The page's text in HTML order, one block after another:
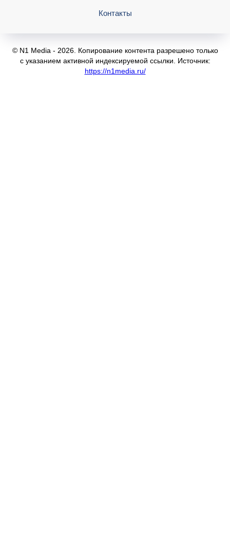
Контакты
© N1 Media - 2026. Копирование контента разрешено только
с указанием активной индексируемой ссылки. Источник:
https://n1media.ru/